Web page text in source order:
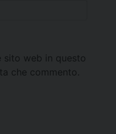
sito web in questo
che commento.